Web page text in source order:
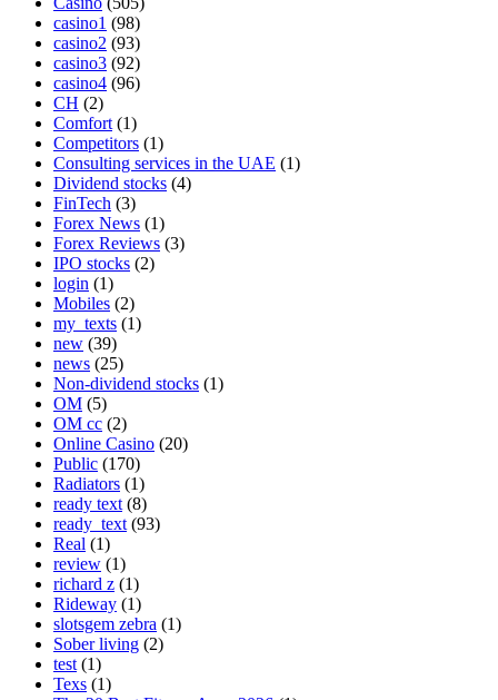
casino1 (98)
casino2 (93)
casino3 (92)
casino4 (96)
CH (2)
Comfort (1)
Competitors (1)
Consulting services in the UAE (1)
Dividend stocks (4)
FinTech (3)
Forex News (1)
Forex Reviews (3)
IPO stocks (2)
login (1)
Mobiles (2)
my_texts (1)
new (39)
news (25)
Non-dividend stocks (1)
OM (5)
OM cc (2)
Online Casino (20)
Public (170)
Radiators (1)
ready text (8)
ready_text (93)
Real (1)
review (1)
richard z (1)
Rideway (1)
slotsgem zebra (1)
Sober living (2)
test (1)
Texs (1)